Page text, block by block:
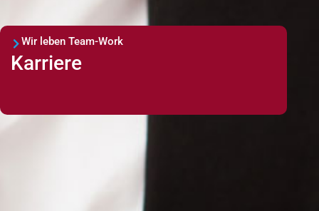
Wir leben Team-Work
Karriere